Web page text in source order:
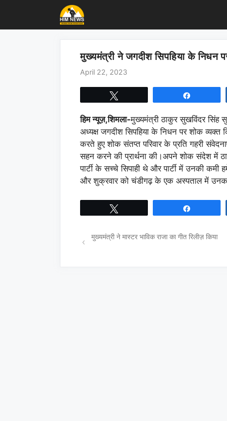
content
मुख्यमंत्री ने जगदीश सिपहिया के निधन
April 22, 2023
हिम न्यूज़,शिमला-मुख्यमंत्री ठाकुर सुखविंदर सिंह
अध्यक्ष जगदीश सिपहिया के निधन पर शोक व्यक्त
करते हुए शोक संतप्त परिवार के प्रति गहरी
सहन करने की प्रार्थना की।अपने शोक संदेश में
पार्टी के सच्चे सिपाही थे और पार्टी में उनकी
और शुक्रवार को चंडीगढ़ के एक अस्पताल में
मुख्यमंत्री ने मास्टर भाविक राजा का गीत रिलीज़ किया